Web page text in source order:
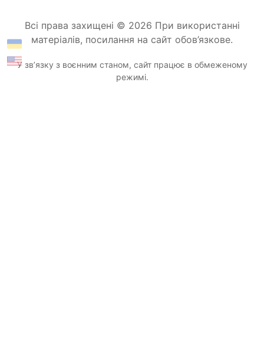
Всі права захищені © 2026 При використанні
матеріалів, посилання на сайт обов’язкове.
У звʼязку з воєнним станом, сайт працює в обмеженому
режимі.